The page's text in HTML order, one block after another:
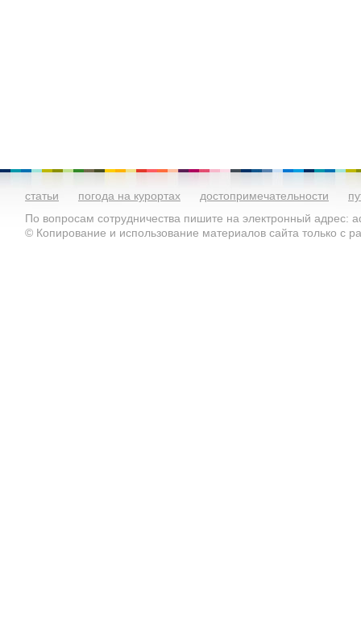
статьи погода на курортах достопримечательности
По вопросам сотрудничества пишите на электронный адрес:
© Копирование и использование материалов сайта только с